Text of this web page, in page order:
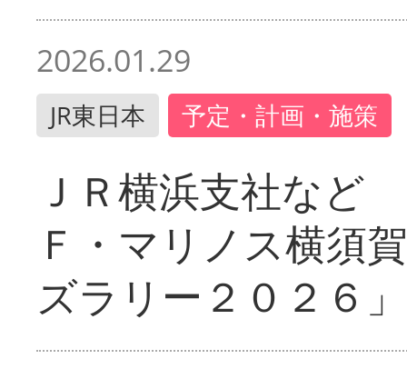
2026.01.29
JR東日本 予定・計画・施策
ＪＲ横浜支社など
Ｆ・マリノス横須
ズラリー２０２６」